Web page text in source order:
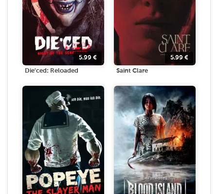
5.99 €
Die'ced: Reloaded
5.99 €
Saint Clare